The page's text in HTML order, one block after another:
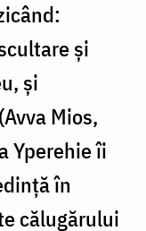
și
și
Mios,
Yperehie îi
în
călugărului